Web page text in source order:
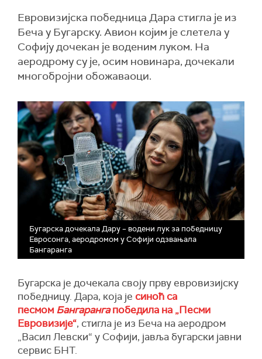
Евровизијска победница Дара стигла је из
Беча у Бугарску. Авион којим је слетела у
Софију дочекан је воденим луком. На
аеродрому су је, осим новинара, дочекали
многобројни обожаваоци.
Бугарска дочекала Дару – водени лук за победницу
Евросонга, аеродромом у Софији одзвањала
Бангаранга
Бугарска је дочекала своју прву евровизијску
победницу. Дара, која је синоћ са
песмом Бангарангапобедила на „Песми
Евровизије“, стигла је из Беча на аеродром
„Васил Левски“ у Софији, јавља бугарски јавни
сервис БНТ.